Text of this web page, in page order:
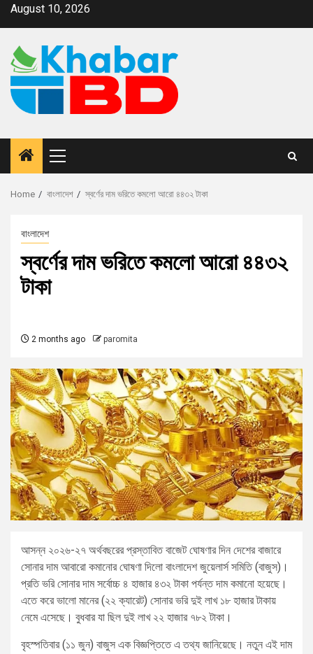
August 10, 2026
Home বাংলাদেশ স্বর্ণের দাম ভরিতে কমলো আরো ৪৪৩২ টাকা
বাংলাদেশ
স্বর্ণের দাম ভরিতে কমলো আরো ৪৪৩২
টাকা
2 months ago paromita
আসন্ন ২০২৬-২৭ অর্থবছরের প্রস্তাবিত বাজেট ঘোষণার দিন দেশের বাজারে
সোনার দাম আবারো কমানোর ঘোষণা দিলো বাংলাদেশ জুয়েলার্স সমিতি (বাজুস)।
প্রতি ভরি সোনার দাম সর্বোচ্চ ৪ হাজার ৪৩২ টাকা পর্যন্ত দাম কমানো হয়েছে।
এতে করে ভালো মানের (২২ ক্যারেট) সোনার ভরি দুই লাখ ১৮ হাজার টাকায়
নেমে এসেছে। বুধবার যা ছিল দুই লাখ ২২ হাজার ৭৮২ টাকা।
বৃহস্পতিবার (১১ জুন) বাজুস এক বিজ্ঞপ্তিতে এ তথ্য জানিয়েছে। নতুন এই দাম